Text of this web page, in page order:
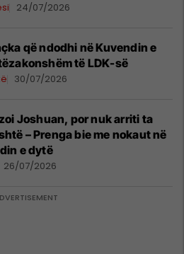
24/07/2026
që ndodhi në Kuvendin e
të LDK-së
30/07/2026
Joshuan, por nuk arriti ta
– Prenga bie me nokaut në
e dytë
26/07/2026